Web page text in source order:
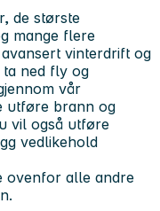
de største
mange flere
vinterdrift og
ned fly og
vår
utføre brann og
vil også utføre
vedlikehold
ovenfor alle andre